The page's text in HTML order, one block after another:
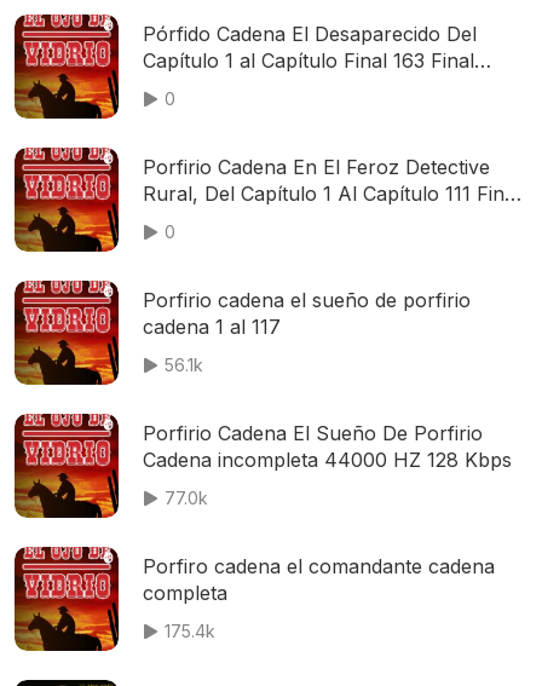
Pórfido Cadena El Desaparecido Del
Capítulo 1 al Capítulo Final 163 Final
44000Hz 96Kbps
0
Porfirio Cadena En El Feroz Detective
Rural, Del Capítulo 1 Al Capítulo 111 Final
192 kbps
0
Porfirio cadena el sueño de porfirio
cadena 1 al 117
56.1k
Porfirio Cadena El Sueño De Porfirio
Cadena incompleta 44000 HZ 128 Kbps
77.0k
Porfiro cadena el comandante cadena
completa
175.4k